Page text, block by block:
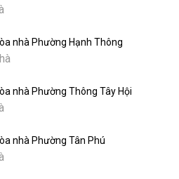
nhà Phường Hạnh Thông
nhà Phường Thông Tây Hội
nhà Phường Tân Phú